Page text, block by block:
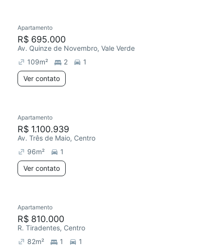
Apartamento
R$ 695.000
Av. Quinze de Novembro, Vale Verde
109m² 2
1
Ver contato
Apartamento
R$ 1.100.939
Av. Três de Maio, Centro
96m²
1
Ver contato
Apartamento
R$ 810.000
R. Tiradentes, Centro
82m² 1
1